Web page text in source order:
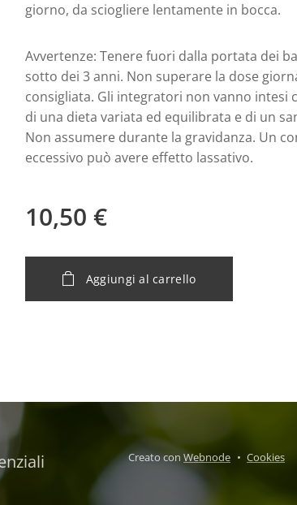
giorno, da sciogliere lentamente in bocca.
Avvertenze: Tenere fuori dalla portata dei
sotto dei 3 anni. Non superare la dose
consigliata. Gli integratori non vanno intesi
di una dieta variata ed equilibrata e di un
Non assumere durante la gravidanza. Un
eccessivo può avere effetto lassativo.
10,50 €
Aggiungi al carrello
Creato con Webnode Cookies